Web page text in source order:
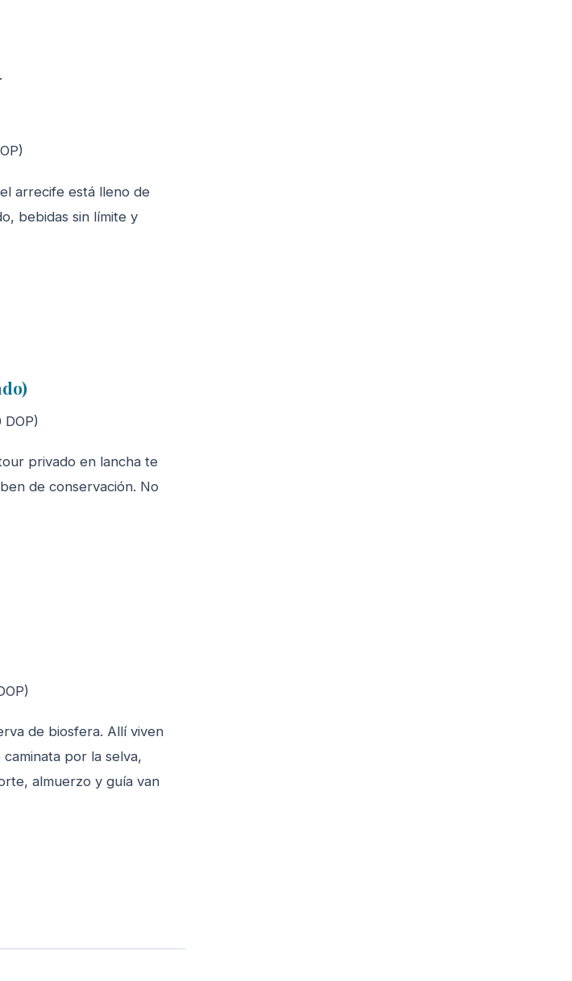
arrecife está lleno de
bebidas sin límite y
privado en lancha te
de conservación. No
de biosfera. Allí viven
por la selva,
almuerzo y guía van